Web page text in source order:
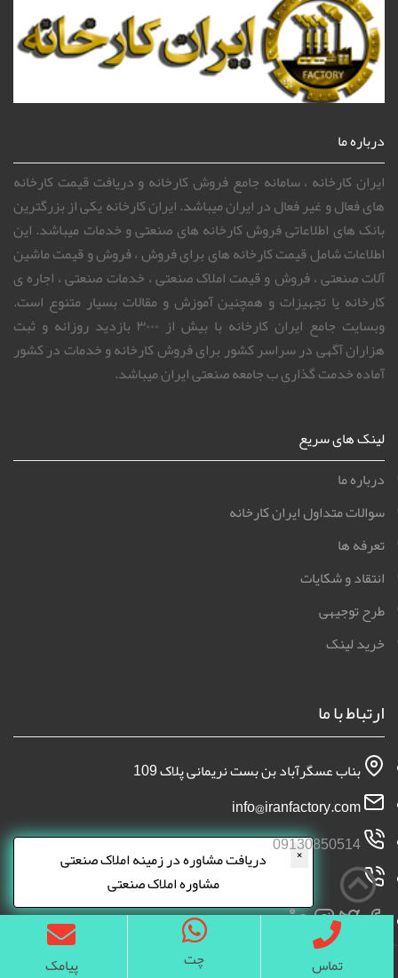
تماس چت پیامک
×
دریافت مشاوره در زمینه املاک صنعتی
مشاوره املاک صنعتی
درباره ما
ایران کارخانه ، سامانه جامع فروش کارخانه و دریافت قیمت کارخانه
های فعال و غیر فعال در ایران میباشد. ایران کارخانه یکی از بزرگترین
بانک های اطلاعاتی فروش کارخانه های صنعتی و خدمات میباشد. این
اطلاعات شامل قیمت کارخانه های برای فروش ، فروش و قیمت ماشین
آلات صنعتی ، فروش و قیمت املاک صنعتی ، خدمات صنعتی ، اجاره ی
کارخانه یا تجهیزات و همچنین آموزش و مقالات بسیار متنوع است.
وبسایت جامع ایران کارخانه با بیش از ۳۰۰۰ بازدید روزانه و ثبت
هزاران آگهی در سراسر کشور برای فروش کارخانه و خدمات در کشور
آماده خدمت گذاری ب جامعه صنعتی ایران میباشد.
لینک های سریع
درباره ما
سوالات متداول ایران کارخانه
تعرفه ها
انتقاد و شکایات
طرح توجیهی
خرید لینک
ارتباط با ما
بناب عسگرآباد بن بست نریمانی پلاک 109
09130850514